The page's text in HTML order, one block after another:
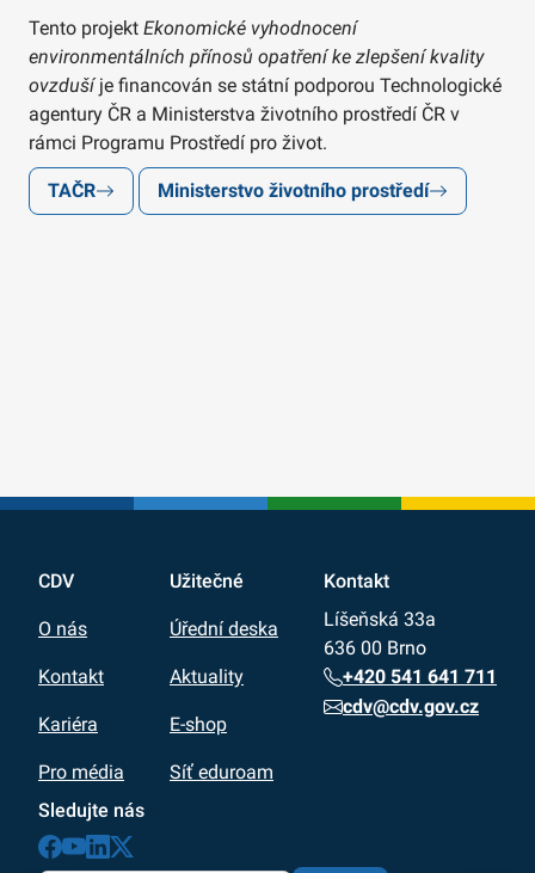
Tento projekt Ekonomické vyhodnocení
environmentálních přínosů opatření ke zlepšení kvality
ovzdušíje financován se státní podporou Technologické
agentury ČR a Ministerstva životního prostředí ČR v
rámci Programu Prostředí pro život.
TAČR Ministerstvo životního prostředí
CDV
O nás
Kontakt
Kariéra
Pro média
Užitečné
Úřední deska
Aktuality
E-shop
Síť eduroam
Kontakt
Líšeňská 33a
636 00 Brno
+420 541 641 711
cdv@cdv.gov.cz
Sledujte nás